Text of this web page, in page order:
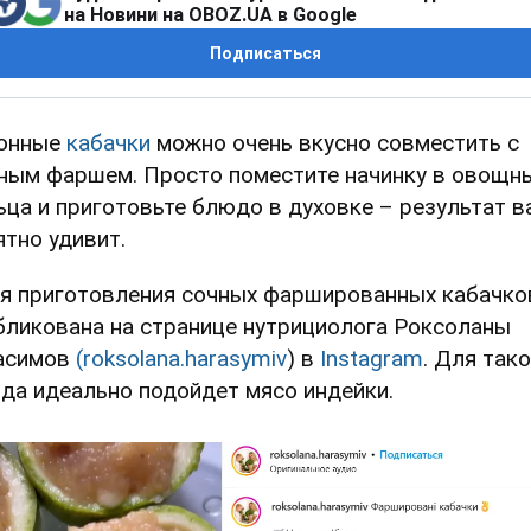
на Новини на OBOZ.UA в Google
Подписаться
кабачки можно очень вкусно совместить с
фаршем. Просто поместите начинку в
и приготовьте блюдо в духовке – результат
удивит.
приготовления сочных фаршированных
на странице нутрициолога Роксоланы
(roksolana.harasymiv) в Instagram. Для
идеально подойдет мясо индейки.